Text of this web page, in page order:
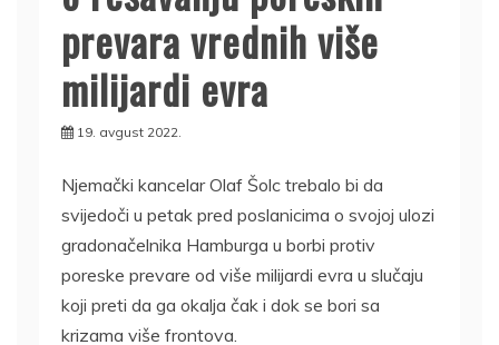
prevara vrednih više
milijardi evra
19. avgust 2022.
Njemački kancelar Olaf Šolc trebalo bi da
svijedoči u petak pred poslanicima o svojoj ulozi
gradonačelnika Hamburga u borbi protiv
poreske prevare od više milijardi evra u slučaju
koji preti da ga okalja čak i dok se bori sa
krizama više frontova.